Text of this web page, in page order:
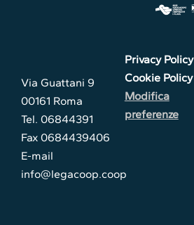
Via Guattani 9
00161 Roma
Tel. 06844391
Fax 0684439406
E-mail
info@legacoop.coop
Privacy Policy
Cookie Policy
Modifica
preferenze